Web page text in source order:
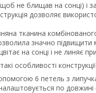
не блищав на сонці) і
дозволяє
тканина
значно підвищити
на сонці і не линяє
особливості
6 петель з
по